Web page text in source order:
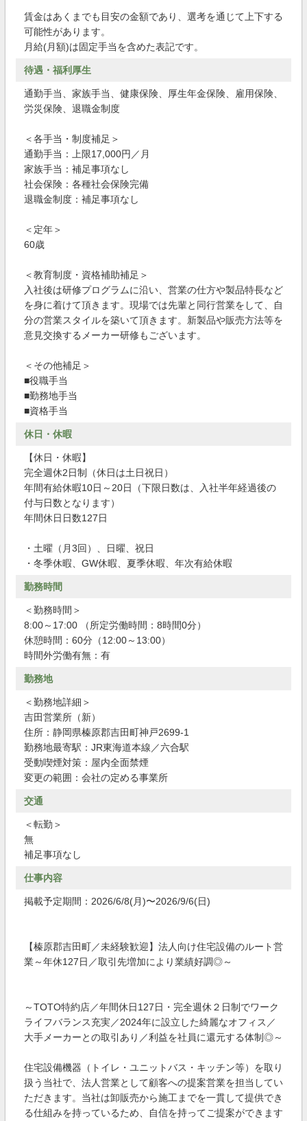
賃金はあくまでも目安の金額であり、選考を通じて上下する
可能性があります。
月給(月額)は固定手当を含めた表記です。
待遇・福利厚生
通勤手当、家族手当、健康保険、厚生年金保険、雇用保険、
労災保険、退職金制度
＜各手当・制度補足＞
通勤手当：上限17,000円／月
家族手当：補足事項なし
社会保険：各種社会保険完備
退職金制度：補足事項なし
＜定年＞
60歳
＜教育制度・資格補助補足＞
入社後は研修プログラムに沿い、営業の仕方や製品特長など
を身に着けて頂きます。現場では先輩と同行営業をして、自
分の営業スタイルを築いて頂きます。新製品や販売方法等を
意見交換するメーカー研修もございます。
＜その他補足＞
■役職手当
■勤務地手当
■資格手当
休日・休暇
【休日・休暇】
完全週休2日制（休日は土日祝日）
年間有給休暇10日～20日（下限日数は、入社半年経過後の
付与日数となります）
年間休日日数127日
・土曜（月3回）、日曜、祝日
・冬季休暇、GW休暇、夏季休暇、年次有給休暇
勤務時間
＜勤務時間＞
8:00～17:00 （所定労働時間：8時間0分）
休憩時間：60分（12:00～13:00）
時間外労働有無：有
勤務地
＜勤務地詳細＞
吉田営業所（新）
住所：静岡県榛原郡吉田町神戸2699-1
勤務地最寄駅：JR東海道本線／六合駅
受動喫煙対策：屋内全面禁煙
変更の範囲：会社の定める事業所
交通
＜転勤＞
無
補足事項なし
仕事内容
掲載予定期間：2026/6/8(月)〜2026/9/6(日)
【榛原郡吉田町／未経験歓迎】法人向け住宅設備のルート営
業～年休127日／取引先増加により業績好調◎～
～TOTO特約店／年間休日127日・完全週休２日制でワーク
ライフバランス充実／2024年に設立した綺麗なオフィス／
大手メーカーとの取引あり／利益を社員に還元する体制◎～
住宅設備機器（トイレ・ユニットバス・キッチン等）を取り
扱う当社で、法人営業として顧客への提案営業を担当してい
ただきます。当社は卸販売から施工までを一貫して提供でき
る仕組みを持っているため、自信を持ってご提案ができます